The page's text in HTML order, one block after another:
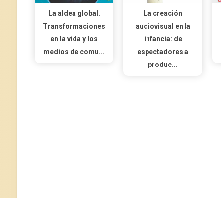
La aldea global.
Transformaciones
en la vida y los
medios de comu...
La creación
audiovisual en la
infancia: de
espectadores a
produc...